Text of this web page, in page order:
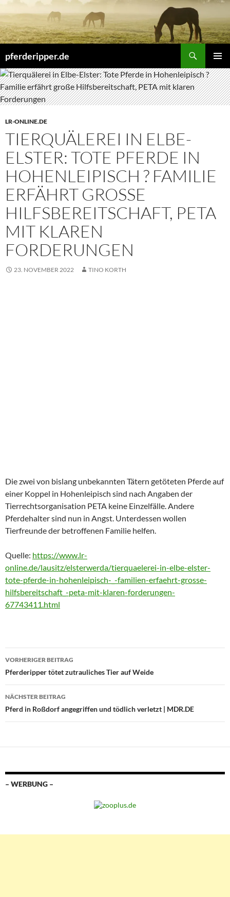
Inhalt
springen
pferderipper.de
MENÜ
LR-ONLINE.DE
TIERQUÄLEREI IN ELBE-
ELSTER: TOTE PFERDE IN
HOHENLEIPISCH ? FAMILIE
ERFÄHRT GROSSE H
ILFSBEREITSCHAFT, PETA M
IT KLAREN F
ORDERUNGEN
23. NOVEMBER 2022 TINO KORTH
Die zwei von bislang unbekannten Tätern getöteten Pferde auf
einer Koppel in Hohenleipisch sind nach Angaben der
Tierrechtsorganisation PETA keine Einzelfälle. Andere
Pferdehalter sind nun in Angst. Unterdessen wollen
Tierfreunde der betroffenen Familie helfen.
Quelle: https://www.lr-
online.de/lausitz/elsterwerda/tierquaelerei-in-elbe-elster-
tote-pferde-in-hohenleipisch-_-familien-erfaehrt-grosse-
hilfsbereitschaft_-peta-mit-klaren-forderungen-
67743411.html
Beitragsnavigation
VORHERIGER BEITRAG
Pferderipper tötet zutrauliches Tier auf Weide
NÄCHSTER BEITRAG
Pferd in Roßdorf angegriffen und tödlich verletzt | MDR.DE
– WERBUNG –